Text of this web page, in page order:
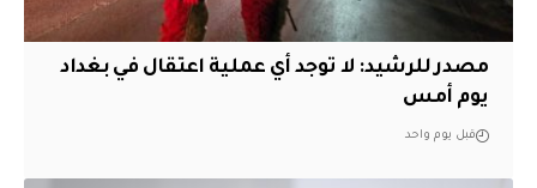
مصدر للرشيد: لا توجد أي عملية اعتقال في بغداد
يوم أمس
قبل يوم واحد